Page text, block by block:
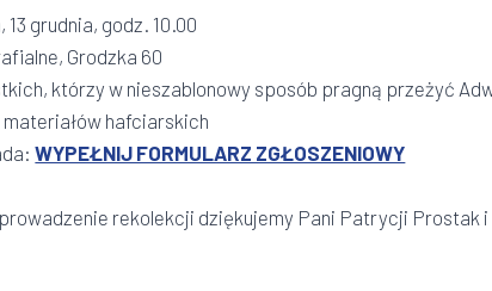
grudnia, godz. 10.00
Grodzka 60
którzy w nieszablonowy sposób pragną przeżyć
hafciarskich
WYPEŁNIJ FORMULARZ ZGŁOSZENIOWY
rekolekcji dziękujemy Pani Patrycji Prostak